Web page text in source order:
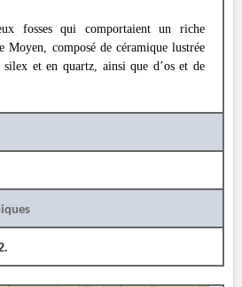
fosses qui comportaient un riche
composé de céramique lustrée
et en quartz, ainsi que d’os et de